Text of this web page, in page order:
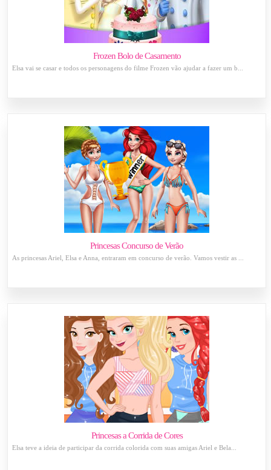
Frozen Bolo de Casamento
Elsa vai se casar e todos os personagens do filme Frozen vão ajudar a fazer um b...
Princesas Concurso de Verão
As princesas Ariel, Elsa e Anna, entraram em concurso de verão. Vamos vestir as ...
Princesas a Corrida de Cores
Elsa teve a ideia de participar da corrida colorida com suas amigas Ariel e Bela...